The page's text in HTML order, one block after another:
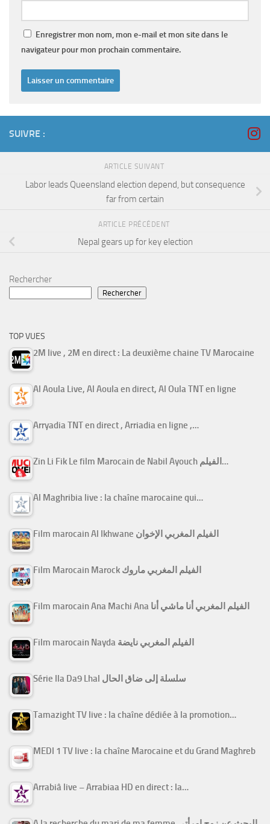
Enregistrer mon nom, mon e-mail et mon site dans le
navigateur pour mon prochain commentaire.
SUIVRE :
ARTICLE SUIVANT
Labor leads Queensland election depend, but consequence
far from certain
ARTICLE PRÉCÉDENT
Nepal gears up for key election
Rechercher
Rechercher
TOP VUES
2M live , 2M en direct : La deuxième chaine TV Marocaine
Al Aoula Live, Al Aoula en direct, Al Oula TNT en ligne
Arryadia TNT en direct , Arriadia en ligne ,…
Zin Li Fik Le film Marocain de Nabil Ayouch الفيلم…
Al Maghribia live : la chaîne marocaine qui…
Film marocain Al Ikhwane الفيلم المغربي الإخوان
Film Marocain Marock الفيلم المغربي ماروك
Film marocain Ana Machi Ana الفيلم المغربي أنا ماشي أنا
Film marocain Nayda الفيلم المغربي نايضة
Série Ila Da9 Lhal سلسلة إلى ضاق الحال
Tamazight TV live : la chaîne dédiée à la promotion…
MEDI 1 TV live : la chaîne Marocaine et du Grand Maghreb
Arrabiâ live – Arrabiaa HD en direct : la…